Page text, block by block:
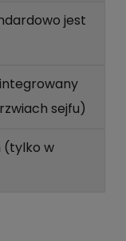
jest
sejfu)
(tylko w